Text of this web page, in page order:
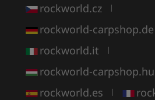
rockworld.cz |
rockworld-carpshop.de
rockworld.it |
rockworld-carpshop.hu
rockworld.es |